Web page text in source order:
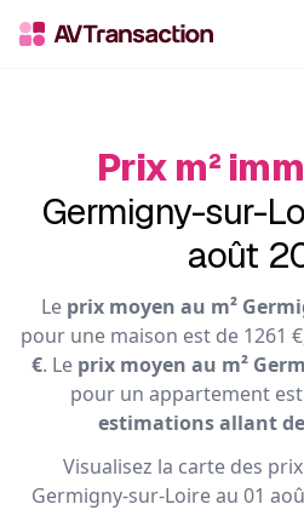
Prix m²
Germigny-sur-
août
Le prix moyen au m²
pour une maison est de 1261
€. Le prix moyen au m²
pour un appartement est
estimations allant de
Visualisez la carte des
Germigny-sur-Loire au 01